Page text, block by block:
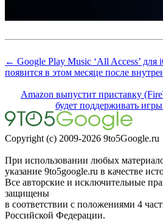
← Google Play Music ‘All Access’ для
появится в этом месяце после
Amazon выпустит приставку
будет поддерживать
Copyright (c) 2009-2026 9to5Google.ru
При использовании любых
указание 9to5google.ru в качестве
Все авторские и исключительные
защищены
в соответствии с положениями 4
Российской Федерации.